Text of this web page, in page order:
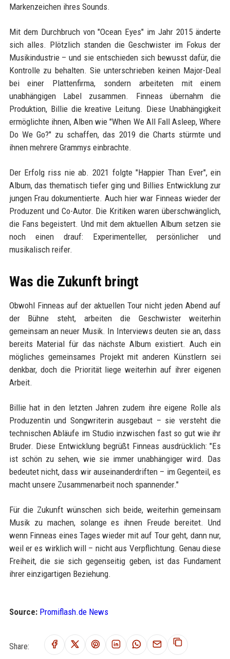
Markenzeichen ihres Sounds.
Mit dem Durchbruch von "Ocean Eyes" im Jahr 2015 änderte
sich alles. Plötzlich standen die Geschwister im Fokus der
Musikindustrie – und sie entschieden sich bewusst dafür, die
Kontrolle zu behalten. Sie unterschrieben keinen Major-Deal
bei einer Plattenfirma, sondern arbeiteten mit einem
unabhängigen Label zusammen. Finneas übernahm die
Produktion, Billie die kreative Leitung. Diese Unabhängigkeit
ermöglichte ihnen, Alben wie "When We All Fall Asleep, Where
Do We Go?" zu schaffen, das 2019 die Charts stürmte und
ihnen mehrere Grammys einbrachte.
Der Erfolg riss nie ab. 2021 folgte "Happier Than Ever", ein
Album, das thematisch tiefer ging und Billies Entwicklung zur
jungen Frau dokumentierte. Auch hier war Finneas wieder der
Produzent und Co-Autor. Die Kritiken waren überschwänglich,
die Fans begeistert. Und mit dem aktuellen Album setzen sie
noch einen drauf: Experimenteller, persönlicher und
musikalisch reifer.
Was die Zukunft bringt
Obwohl Finneas auf der aktuellen Tour nicht jeden Abend auf
der Bühne steht, arbeiten die Geschwister weiterhin
gemeinsam an neuer Musik. In Interviews deuten sie an, dass
bereits Material für das nächste Album existiert. Auch ein
mögliches gemeinsames Projekt mit anderen Künstlern sei
denkbar, doch die Priorität liege weiterhin auf ihrer eigenen
Arbeit.
Billie hat in den letzten Jahren zudem ihre eigene Rolle als
Produzentin und Songwriterin ausgebaut – sie versteht die
technischen Abläufe im Studio inzwischen fast so gut wie ihr
Bruder. Diese Entwicklung begrüßt Finneas ausdrücklich: "Es
ist schön zu sehen, wie sie immer unabhängiger wird. Das
bedeutet nicht, dass wir auseinanderdriften – im Gegenteil, es
macht unsere Zusammenarbeit noch spannender."
Für die Zukunft wünschen sich beide, weiterhin gemeinsam
Musik zu machen, solange es ihnen Freude bereitet. Und
wenn Finneas eines Tages wieder mit auf Tour geht, dann nur,
weil er es wirklich will – nicht aus Verpflichtung. Genau diese
Freiheit, die sie sich gegenseitig geben, ist das Fundament
ihrer einzigartigen Beziehung.
Source: Promiflash.de News
Share: